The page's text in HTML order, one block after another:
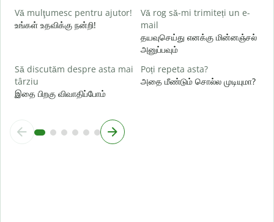
Vă mulţumesc pentru ajutor!
உங்கள் உதவிக்கு நன்றி!
Vă rog să-mi trimiteți un e-
mail
தயவுசெய்து எனக்கு மின்னஞ்சல்
அனுப்பவும்
Să discutăm despre asta mai
târziu
இதை பிறகு விவாதிப்போம்
Poți repeta asta?
அதை மீண்டும் சொல்ல முடியுமா?